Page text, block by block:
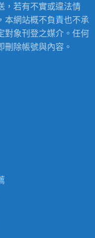
，若有不實或違法情
本網站概不負責也不承
對象刊登之媒介。任何
刪除帳號與內容。